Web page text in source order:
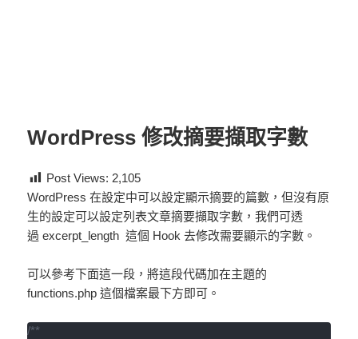
WordPress 修改摘要擷取字數
Post Views: 2,105
WordPress 在設定中可以設定顯示摘要的篇數，但沒有原
生的設定可以設定列表文章摘要擷取字數，我們可透
過 excerpt_length 這個 Hook 去修改需要顯示的字數。
可以參考下面這一段，將這段代碼加在主題的
functions.php 這個檔案最下方即可。
/**